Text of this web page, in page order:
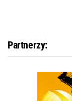
Partnerzy: